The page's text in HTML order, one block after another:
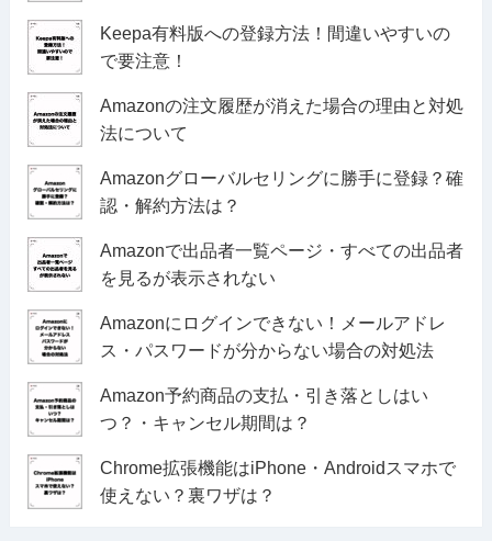
Keepa有料版への登録方法！間違いやすいの
で要注意！
Amazonの注文履歴が消えた場合の理由と対処
法について
Amazonグローバルセリングに勝手に登録？確
認・解約方法は？
Amazonで出品者一覧ページ・すべての出品者
を見るが表示されない
Amazonにログインできない！メールアドレ
ス・パスワードが分からない場合の対処法
Amazon予約商品の支払・引き落としはい
つ？・キャンセル期間は？
Chrome拡張機能はiPhone・Androidスマホで
使えない？裏ワザは？